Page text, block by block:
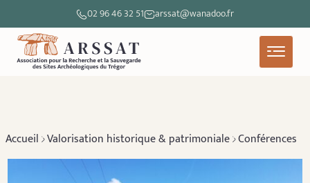
02 96 46 32 51 arssat@wanadoo.fr
Accueil Valorisation historique & patrimoniale Conférences